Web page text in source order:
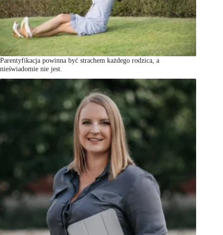
Parentyfikacja powinna być strachem każdego rodzica, a
nieświadomie nie jest.